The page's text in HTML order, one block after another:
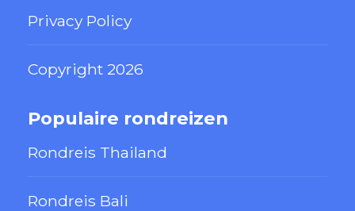
Privacy Policy
Copyright 2026
Populaire rondreizen
Rondreis Thailand
Rondreis Bali